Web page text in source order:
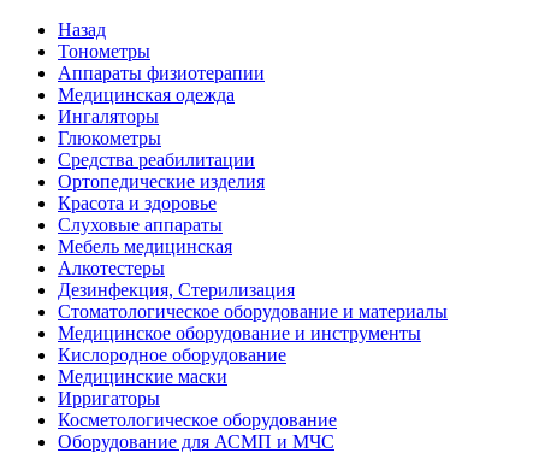
Назад
Тонометры
Аппараты физиотерапии
Медицинская одежда
Ингаляторы
Глюкометры
Средства реабилитации
Ортопедические изделия
Красота и здоровье
Слуховые аппараты
Мебель медицинская
Алкотестеры
Дезинфекция, Стерилизация
Стоматологическое оборудование и материалы
Медицинское оборудование и инструменты
Кислородное оборудование
Медицинские маски
Ирригаторы
Косметологическое оборудование
Оборудование для АСМП и МЧС